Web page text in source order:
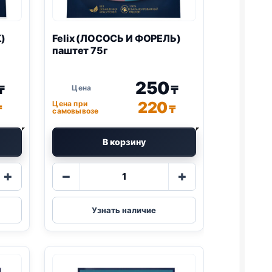
+
Felix(ЛОСОСЬ И ФОРЕЛЬ)
паштет 75г
250₸
Цена при
самовывозе
220₸
В корзину
−
товара
Felix
(ЛОСОСЬ
ФОРЕЛЬ)
паштет
+
Узнать наличие